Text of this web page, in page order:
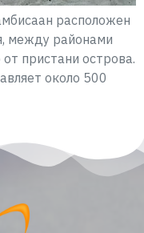
расположен
между районами
пристани острова.
около 500